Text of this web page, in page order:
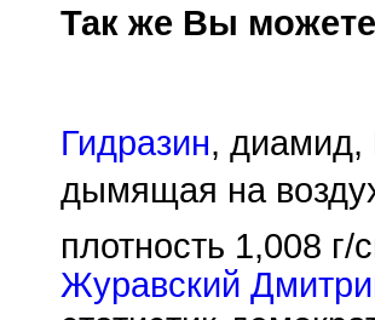
Так же Вы
Гидразин, диамид,
дымящая на
плотность 1,008 г/
Журавский